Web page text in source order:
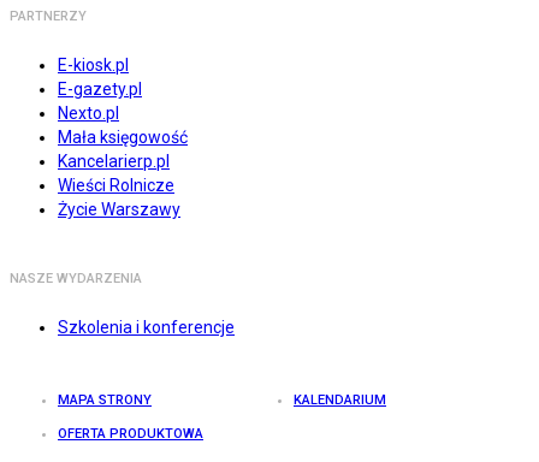
PARTNERZY
E-kiosk.pl
E-gazety.pl
Nexto.pl
Mała księgowość
Kancelarierp.pl
Wieści Rolnicze
Życie Warszawy
NASZE WYDARZENIA
Szkolenia i konferencje
MAPA STRONY KALENDARIUM
OFERTA PRODUKTOWA